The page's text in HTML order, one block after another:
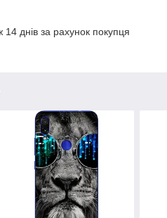
днів за рахунок покупця